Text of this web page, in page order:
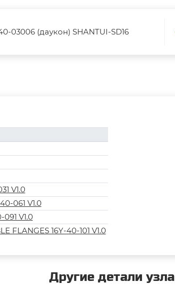
03006 (даукон) SHANTUI-SD16
V1.0
061 V1.0
V1.0
FLANGES 16Y-40-101 V1.0
Другие детали узла